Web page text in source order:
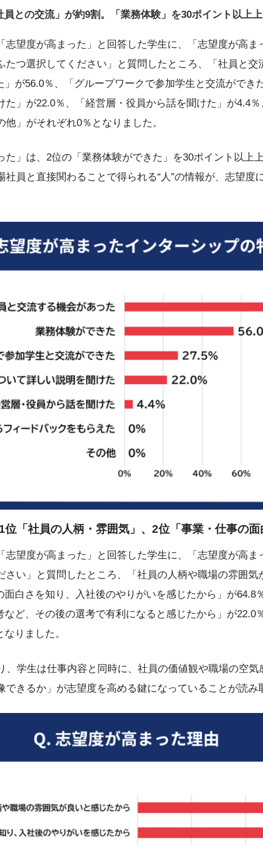
との交流」が約9割。「業務体験」を30ポイント以上
志望度が高まった」と回答した学生に、「志望度が高
たつ選択してください」と質問したところ、「社員と
が56.0％、「グループワークで参加学生と交流ができ
た」が22.0％、「経営層・役員から話を聞けた」が4.4
他」がそれぞれ0％となりました。
た」は、2位の「業務体験ができた」を30ポイント以上
員と直接関わることで得られる“人”の情報が、志望度
位「社員の人柄・雰囲気」、2位「事業・仕事の
志望度が高まった」と回答した学生に、「志望度が高
さい」と質問したところ、「社員の人柄や職場の雰囲気
面白さを知り、入社後のやりがいを感じたから」が64.8
など、その後の選考で有利になると感じたから」が22.0
りました。
、学生は仕事内容と同時に、社員の価値観や職場の空
できるか」が志望度を高める鍵になっていることが読み